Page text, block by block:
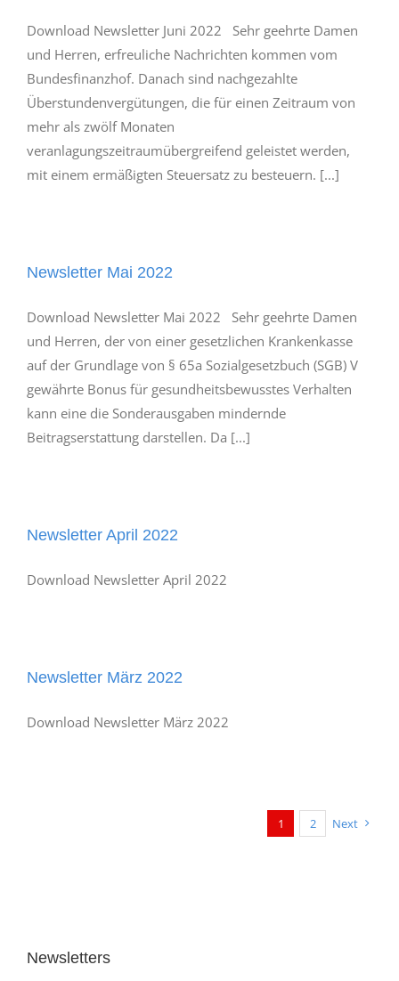
Download Newsletter Juni 2022 Sehr geehrte Damen
und Herren, erfreuliche Nachrichten kommen vom
Bundesfinanzhof. Danach sind nachgezahlte
Überstundenvergütungen, die für einen Zeitraum von
mehr als zwölf Monaten
veranlagungszeitraumübergreifend geleistet werden,
mit einem ermäßigten Steuersatz zu besteuern. [...]
Newsletter Mai 2022
Download Newsletter Mai 2022 Sehr geehrte Damen
und Herren, der von einer gesetzlichen Krankenkasse
auf der Grundlage von § 65a Sozialgesetzbuch (SGB) V
gewährte Bonus für gesundheitsbewusstes Verhalten
kann eine die Sonderausgaben mindernde
Beitragserstattung darstellen. Da [...]
Newsletter April 2022
Download Newsletter April 2022
Newsletter März 2022
Download Newsletter März 2022
1 2 Next
Newsletters